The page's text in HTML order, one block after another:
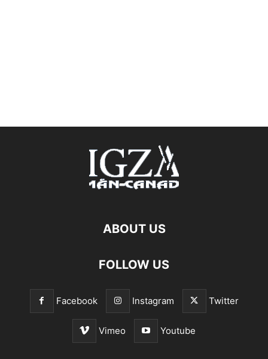
ABOUT US
FOLLOW US
Facebook Instagram Twitter
Vimeo Youtube